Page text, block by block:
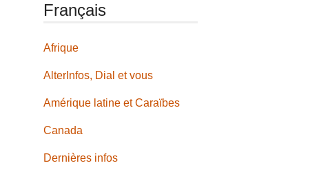
Français
Afrique
AlterInfos, Dial et vous
Amérique latine et Caraïbes
Canada
Dernières infos